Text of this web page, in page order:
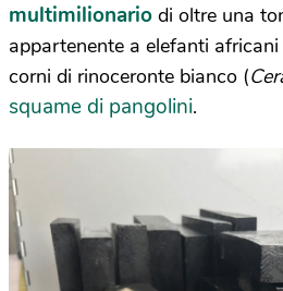
multimilionario di oltre una
appartenente a elefanti africani
corni di rinoceronte bianco (
squame di pangolini.